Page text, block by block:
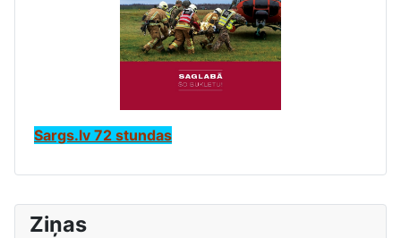
Ziņas
Sargs.lv 72 stundas